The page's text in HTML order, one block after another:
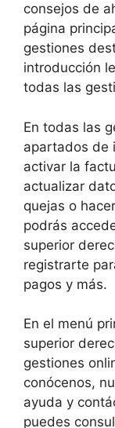
consejos de
página
gestiones
introducción
todas las
En todas las
apartados de
activar la
actualizar
quejas o
podrás
superior
registrarte
pagos y más.
En el menú
superior
gestiones
conócenos,
ayuda y
puedes